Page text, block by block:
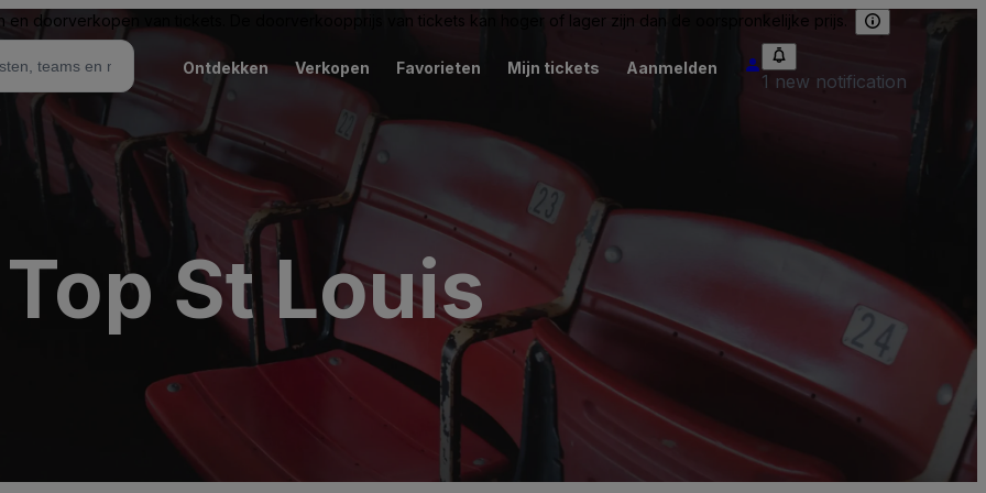
en doorverkopen van tickets. De doorverkoopprijs van tickets kan hoger of lager zijn dan de oorspronkelijke prijs.
Ontdekken Verkopen Favorieten Mijn tickets Aanmelden
1 new notification
St Louis